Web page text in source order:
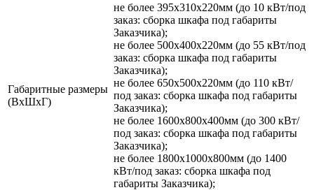
Габаритные размеры
(ВхШхГ)
не более 395х310х220мм (до 10 кВт/под
заказ: сборка шкафа под габариты
Заказчика);
не более 500х400х220мм (до 55 кВт/под
заказ: сборка шкафа под габариты
Заказчика);
не более 650х500х220мм (до 110 кВт/
под заказ: сборка шкафа под габариты
Заказчика);
не более 1600х800х400мм (до 300 кВт/
под заказ: сборка шкафа под габариты
Заказчика);
не более 1800х1000х800мм (до 1400
кВт/под заказ: сборка шкафа под
габариты Заказчика);